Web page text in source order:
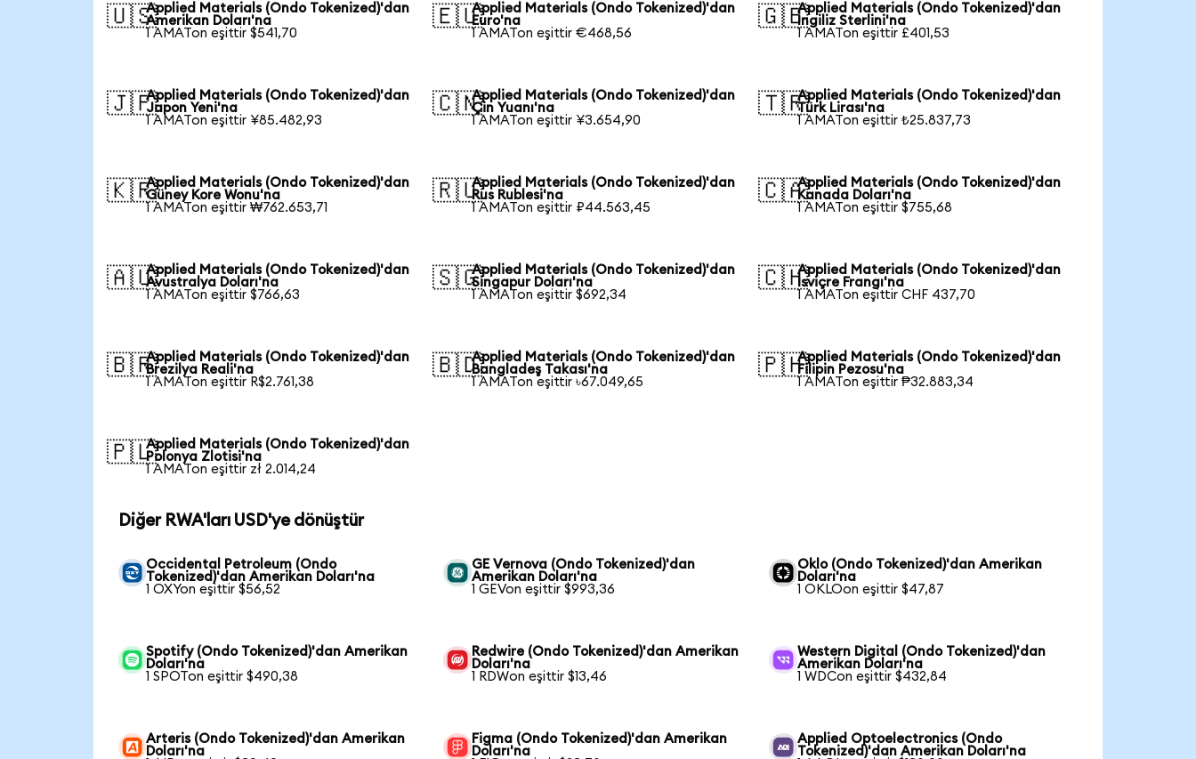
🇺🇸Applied Materials (Ondo Tokenized)'dan
Amerikan Doları'na
1 AMATon eşittir $541,70
🇪🇺Applied Materials (Ondo Tokenized)'dan
Euro'na
1 AMATon eşittir €468,56
🇬🇧Applied Materials (Ondo Tokenized)'dan
İngiliz Sterlini'na
1 AMATon eşittir £401,53
🇯🇵Applied Materials (Ondo Tokenized)'dan
Japon Yeni'na
1 AMATon eşittir ¥85.482,93
🇨🇳Applied Materials (Ondo Tokenized)'dan
Çin Yuanı'na
1 AMATon eşittir ¥3.654,90
🇹🇷Applied Materials (Ondo Tokenized)'dan
Türk Lirası'na
1 AMATon eşittir ₺25.837,73
🇰🇷Applied Materials (Ondo Tokenized)'dan
Güney Kore Wonu'na
1 AMATon eşittir ₩762.653,71
🇷🇺Applied Materials (Ondo Tokenized)'dan
Rus Rublesi'na
1 AMATon eşittir ₽44.563,45
🇨🇦Applied Materials (Ondo Tokenized)'dan
Kanada Doları'na
1 AMATon eşittir $755,68
🇦🇺Applied Materials (Ondo Tokenized)'dan
Avustralya Doları'na
1 AMATon eşittir $766,63
🇸🇬Applied Materials (Ondo Tokenized)'dan
Singapur Doları'na
1 AMATon eşittir $692,34
🇨🇭Applied Materials (Ondo Tokenized)'dan
İsviçre Frangı'na
1 AMATon eşittir CHF 437,70
🇧🇷Applied Materials (Ondo Tokenized)'dan
Brezilya Reali'na
1 AMATon eşittir R$2.761,38
🇧🇩Applied Materials (Ondo Tokenized)'dan
Bangladeş Takası'na
1 AMATon eşittir ৳67.049,65
🇵🇭Applied Materials (Ondo Tokenized)'dan
Filipin Pezosu'na
1 AMATon eşittir ₱32.883,34
🇵🇱Applied Materials (Ondo Tokenized)'dan
Polonya Zlotisi'na
1 AMATon eşittir zł 2.014,24
Diğer RWA'ları USD'ye dönüştür
Occidental Petroleum (Ondo
Tokenized)'dan Amerikan Doları'na
1 OXYon eşittir $56,52
GE Vernova (Ondo Tokenized)'dan
Amerikan Doları'na
1 GEVon eşittir $993,36
Oklo (Ondo Tokenized)'dan Amerikan
Doları'na
1 OKLOon eşittir $47,87
Spotify (Ondo Tokenized)'dan Amerikan
Doları'na
1 SPOTon eşittir $490,38
Redwire (Ondo Tokenized)'dan Amerikan
Doları'na
1 RDWon eşittir $13,46
Western Digital (Ondo Tokenized)'dan
Amerikan Doları'na
1 WDCon eşittir $432,84
Arteris (Ondo Tokenized)'dan Amerikan
Doları'na
Figma (Ondo Tokenized)'dan Amerikan
Doları'na
Applied Optoelectronics (Ondo
Tokenized)'dan Amerikan Doları'na